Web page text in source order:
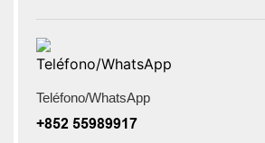
Teléfono/WhatsApp
+852 55989917